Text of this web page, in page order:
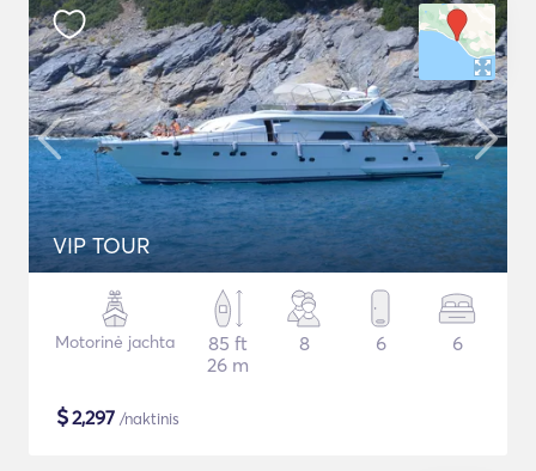
VIP TOUR
Motorinė jachta
85 ft
26 m
8 6 6
$2,297 /naktinis